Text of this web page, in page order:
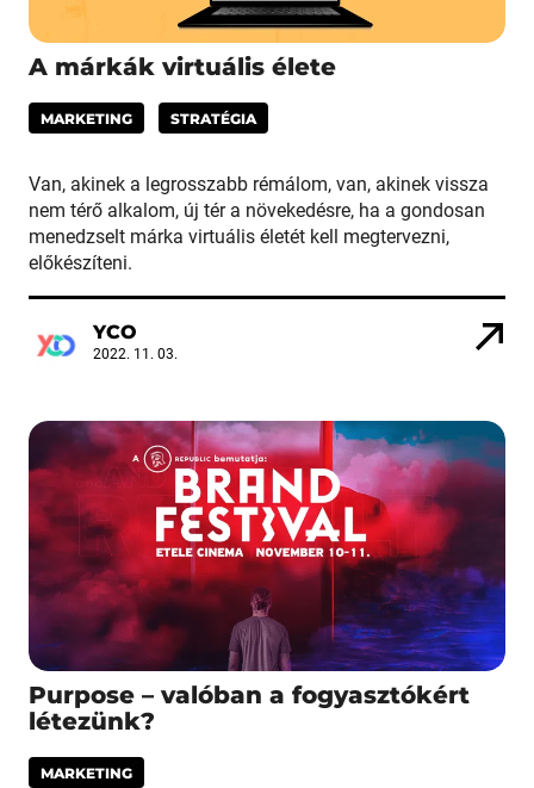
A márkák virtuális élete
MARKETING STRATÉGIA
Van, akinek a legrosszabb rémálom, van, akinek vissza
nem térő alkalom, új tér a növekedésre, ha a gondosan
menedzselt márka virtuális életét kell megtervezni,
előkészíteni.
YCO
2022. 11. 03.
Purpose – valóban a fogyasztókért
létezünk?
MARKETING